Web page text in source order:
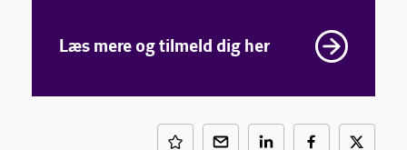
Læs mere og tilmeld dig her